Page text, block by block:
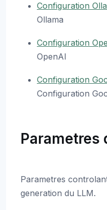
Configuration
Ollama
Configuration
OpenAI
Configuration
Configuration
Parametres
Parametres
generation du LLM.